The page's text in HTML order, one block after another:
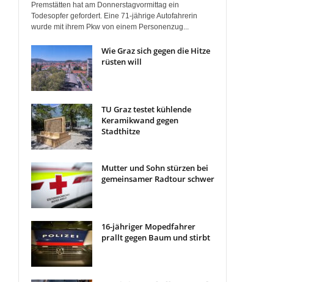
Premstätten hat am Donnerstagvormittag ein
Todesopfer gefordert. Eine 71-jährige Autofahrerin
wurde mit ihrem Pkw von einem Personenzug...
Wie Graz sich gegen die Hitze
rüsten will
TU Graz testet kühlende
Keramikwand gegen
Stadthitze
Mutter und Sohn stürzen bei
gemeinsamer Radtour schwer
16-jähriger Mopedfahrer
prallt gegen Baum und stirbt